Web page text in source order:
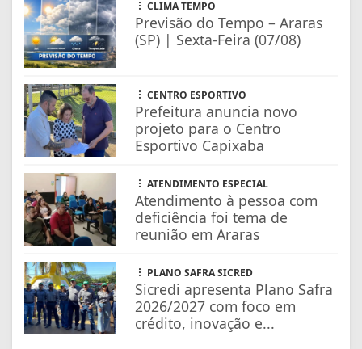
CLIMA TEMPO
Previsão do Tempo – Araras
(SP) | Sexta-Feira (07/08)
CENTRO ESPORTIVO
Prefeitura anuncia novo
projeto para o Centro
Esportivo Capixaba
ATENDIMENTO ESPECIAL
Atendimento à pessoa com
deficiência foi tema de
reunião em Araras
PLANO SAFRA SICRED
Sicredi apresenta Plano Safra
2026/2027 com foco em
crédito, inovação e...